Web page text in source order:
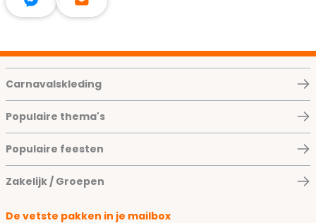
Carnavalskleding
Populaire thema's
Populaire feesten
Zakelijk / Groepen
De vetste pakken in je mailbox